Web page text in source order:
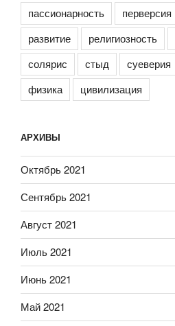
пассионарность перверсия
развитие
религиозность
солярис
стыд суеверия
физика
цивилизация
АРХИВЫ
Октябрь 2021
Сентябрь 2021
Август 2021
Июль 2021
Июнь 2021
Май 2021